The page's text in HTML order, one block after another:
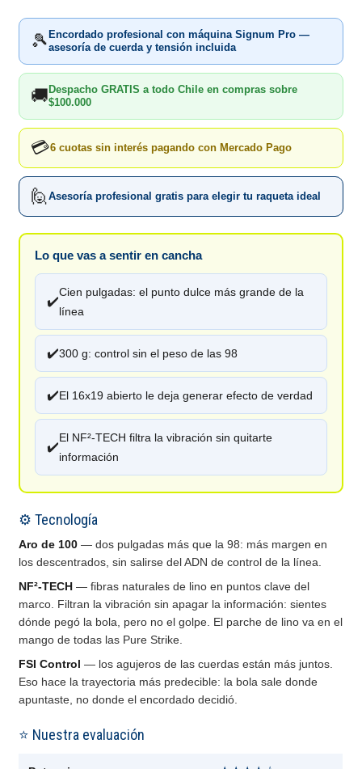
🎾Encordado profesional con máquina Signum Pro —
asesoría de cuerda y tensión incluida
🚚Despacho GRATIS a todo Chile en compras sobre
$100.000
💳6 cuotas sin interés pagando con Mercado Pago
🙋Asesoría profesional gratis para elegir tu raqueta ideal
Lo que vas a sentir en cancha
✔️
Cien pulgadas: el punto dulce más grande de la
línea
✔️300 g: control sin el peso de las 98
✔️El 16x19 abierto le deja generar efecto de verdad
✔️
El NF²-TECH filtra la vibración sin quitarte
información
⚙️ Tecnología
Aro de 100 — dos pulgadas más que la 98: más margen en
los descentrados, sin salirse del ADN de control de la línea.
NF²-TECH — fibras naturales de lino en puntos clave del
marco. Filtran la vibración sin apagar la información: sientes
dónde pegó la bola, pero no el golpe. El parche de lino va en el
mango de todas las Pure Strike.
FSI Control — los agujeros de las cuerdas están más juntos.
Eso hace la trayectoria más predecible: la bola sale donde
apuntaste, no donde el encordado decidió.
⭐ Nuestra evaluación